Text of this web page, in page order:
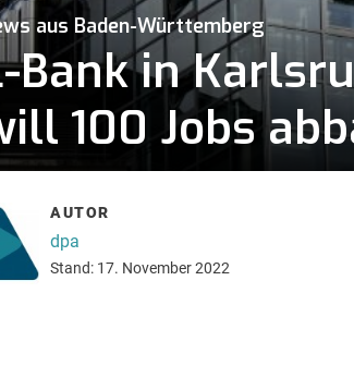
aus Baden-Württemberg
Bank in
100 Jobs
AUTOR
dpa
Stand: 17. November 2022